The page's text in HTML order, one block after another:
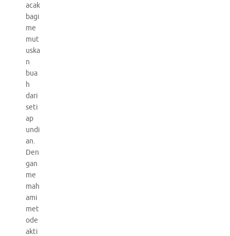
acak
bagi
me
mut
uska
n
bua
h
dari
seti
ap
undi
an.
Den
gan
me
mah
ami
met
ode
akti